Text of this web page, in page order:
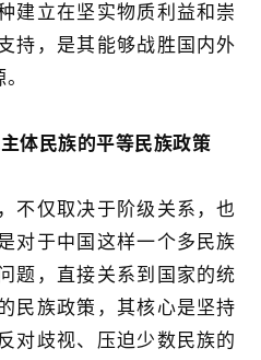
建立在坚实物质利益和崇
持，是其能够战胜国内外
体民族的平等民族政策
不仅取决于阶级关系，也
对于中国这样一个多民族
题，直接关系到国家的统
民族政策，其核心是坚持
对歧视、压迫少数民族的